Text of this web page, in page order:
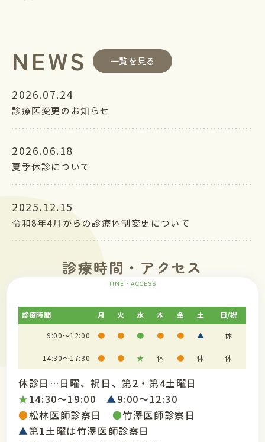
NEWS 一覧を見る
2026.07.24
診療医変更のお知らせ
2026.06.18
夏季休診について
2025.12.15
令和8年4月からの診療体制変更について
診療時間・アクセス
TIME・ACCESS
診療時間 月 火 水 木 金 土 日/祝
9:00～12:00 ● ● ● ● ● ▲ 休
14:30～17:30 ● ● ★ 休 ● 休 休
休診日…日曜、祝日、第2・第4土曜日
★14:30～19:00 ▲9:00～12:30
●松林医師診察日 ●竹澤医師診察日
▲第1土曜は竹澤医師診察日